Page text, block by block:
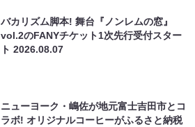
バカリズム脚本! 舞台『ノンレムの窓』
vol.2のFANYチケット1次先行受付スター
ト2026.08.07
ニューヨーク・嶋佐が地元富士吉田市とコ
ラボ! オリジナルコーヒーがふるさと納税